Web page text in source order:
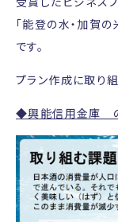
「能登の水・加賀
です。
プラン作成に取り
◆興能信用金庫 の